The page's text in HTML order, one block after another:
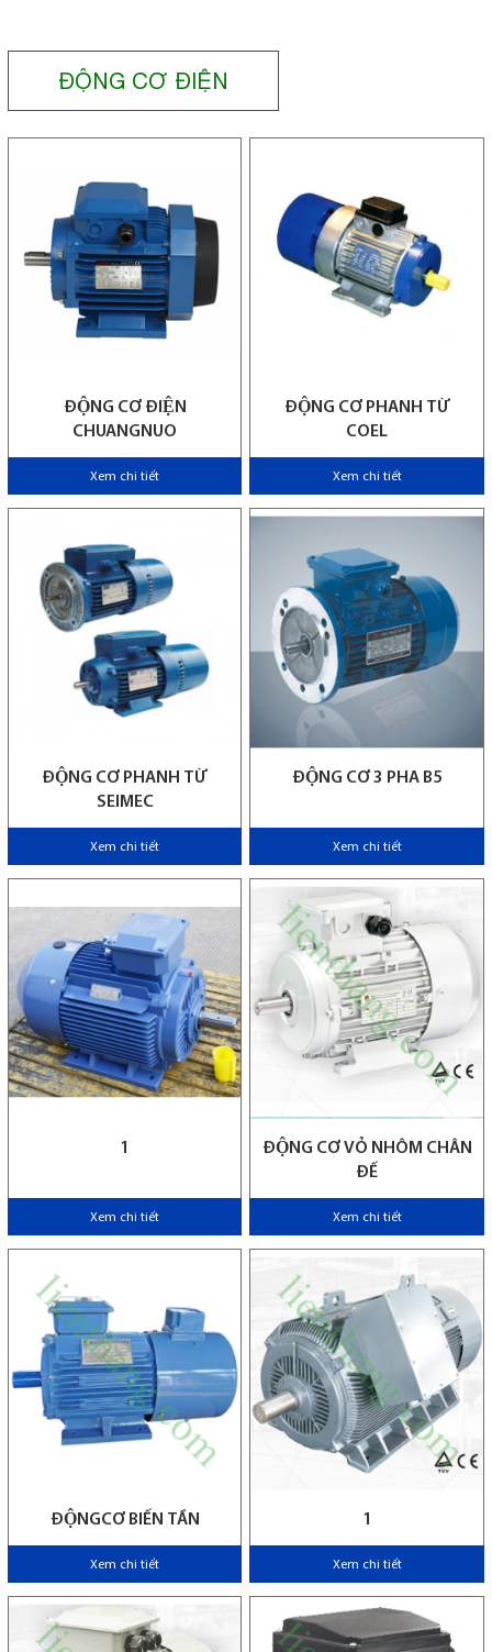
ĐỘNG CƠ ĐIỆN
ĐỘNG CƠ ĐIỆN
CHUANGNUO
Xem chi tiết
ĐỘNG CƠ PHANH TỪ
COEL
Xem chi tiết
ĐỘNG CƠ PHANH TỪ
SEIMEC
Xem chi tiết
ĐỘNG CƠ 3 PHA B5
Xem chi tiết
1
Xem chi tiết
ĐỘNG CƠ VỎ NHÔM CHÂN
ĐẾ
Xem chi tiết
ĐỘNGCƠ BIẾN TẦN
Xem chi tiết
1
Xem chi tiết